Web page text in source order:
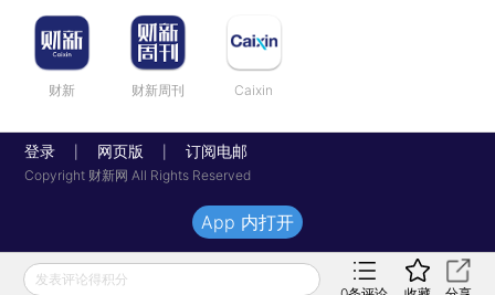
财新 财新周刊 Caixin
登录 网页版 订阅电邮
Copyright 财新网 All Rights Reserved
发表评论得积分
App 内打开